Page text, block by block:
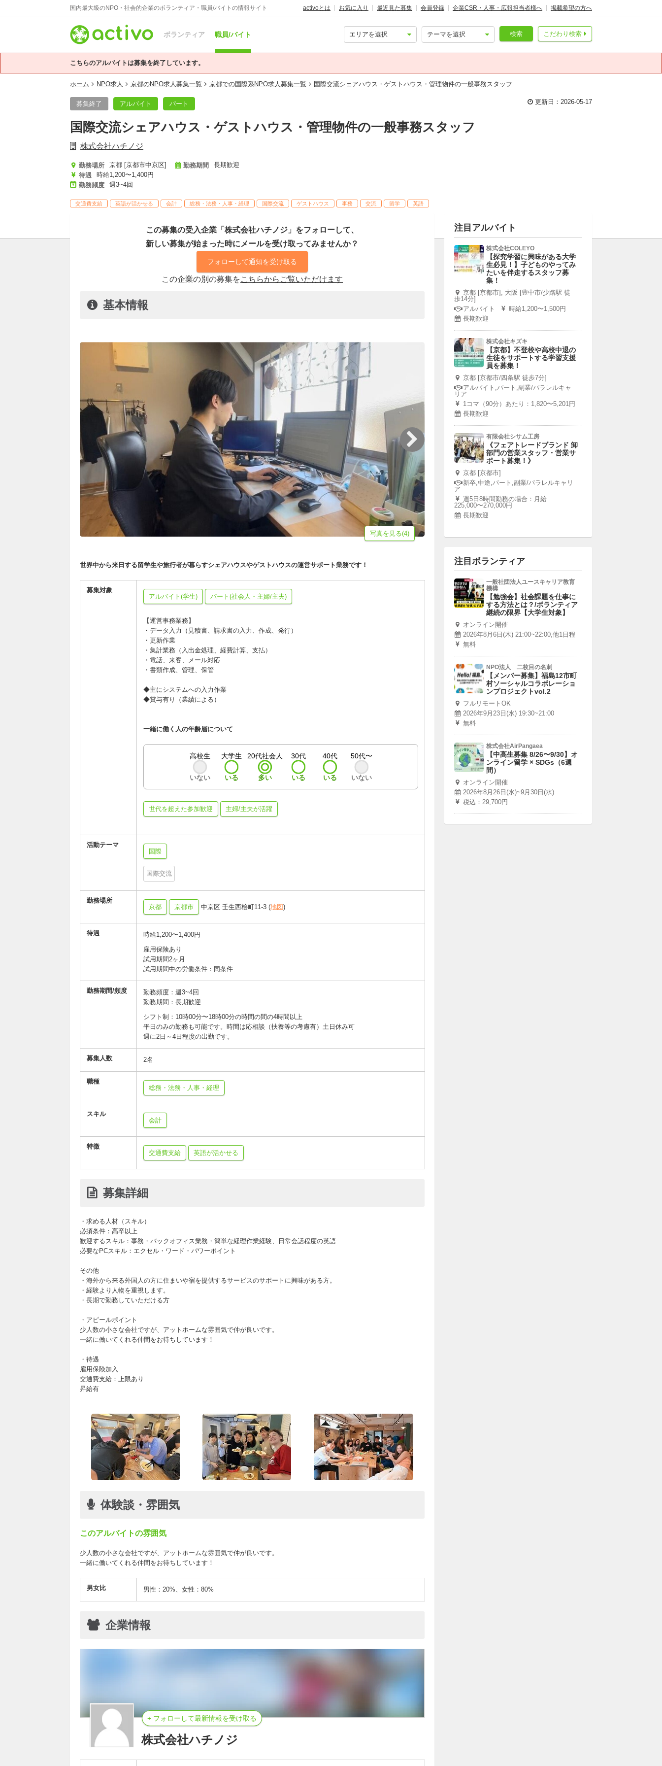
国内最大級のNPO・社会的企業のボランティア・職員/バイトの情報サイト activoとは お気に入り 最近見た募集 会員登録 企業CSR・人事・広報担当者様へ 掲載希望の方へ
ボランティア 職員/バイト こだわり検索
検索
こちらのアルバイトは募集を終了しています。
ホーム NPO求人 京都のNPO求人募集一覧 京都での国際系NPO求人募集一覧 国際交流シェアハウス・ゲストハウス・管理物件の一般事務スタッフ
募集終了 アルバイト パート 更新日：2026-05-17
国際交流シェアハウス・ゲストハウス・管理物件の一般事務スタッフ
株式会社ハチノジ
勤務場所
京都 [京都市中京区]
待遇
時給1,200〜1,400円
勤務頻度
週3~4回
勤務期間 長期歓迎
交通費支給 英語が活かせる 会計 総務・法務・人事・経理 国際交流 ゲストハウス 事務 交流 留学 英語
この募集の受入企業「株式会社ハチノジ」をフォローして、
新しい募集が始まった時にメールを受け取ってみませんか？
フォローして通知を受け取る
この企業の別の募集をこちらからご覧いただけます
基本情報
写真を見る(4)
世界中から来日する留学生や旅行者が暮らすシェアハウスやゲストハウスの運営サポート業務です！
募集対象
アルバイト(学生)
パート(社会人・主婦/主夫)
【運営事務業務】
・データ入力（見積書、請求書の入力、作成、発行）
・更新作業
・集計業務（入出金処理、経費計算、支払）
・電話、来客、メール対応
・書類作成、管理、保管
◆主にシステムへの入力作業
◆賞与有り（業績による）
一緒に働く人の年齢層について
高校生
いない
大学生
いる
20代社会人
多い
30代
いる
40代
いる
50代〜
いない
世代を超えた参加歓迎 主婦/主夫が活躍
活動テーマ
国際
国際交流
勤務場所
京都
京都市 中京区 壬生西桧町11-3 (地図)
待遇
時給1,200〜1,400円
雇用保険あり
試用期間2ヶ月
試用期間中の労働条件：同条件
勤務期間/頻度
勤務頻度：週3~4回
勤務期間：長期歓迎
シフト制：10時00分〜18時00分の時間の間の4時間以上
平日のみの勤務も可能です。時間は応相談（扶養等の考慮有）土日休み可
週に2日～4日程度の出勤です。
募集人数 2名
職種
総務・法務・人事・経理
スキル
会計
特徴
交通費支給
英語が活かせる
募集詳細
・求める人材（スキル）
必須条件：高卒以上
歓迎するスキル：事務・バックオフィス業務・簡単な経理作業経験、日常会話程度の英語
必要なPCスキル：エクセル・ワード・パワーポイント
その他
・海外から来る外国人の方に住まいや宿を提供するサービスのサポートに興味がある方。
・経験より人物を重視します。
・長期で勤務していただける方
・アピールポイント
少人数の小さな会社ですが、アットホームな雰囲気で仲が良いです。
一緒に働いてくれる仲間をお待ちしています！
・待遇
雇用保険加入
交通費支給：上限あり
昇給有
体験談・雰囲気
このアルバイトの雰囲気
少人数の小さな会社ですが、アットホームな雰囲気で仲が良いです。
一緒に働いてくれる仲間をお待ちしています！
男女比 男性：20%、女性：80%
企業情報
+ フォローして最新情報を受け取る
株式会社ハチノジ
注目アルバイト
株式会社COLEYO
【探究学習に興味がある大学
生必見！】子どものやってみ
たいを伴走するスタッフ募
集！
京都 [京都市], 大阪 [豊中市/少路駅 徒
歩14分]
アルバイト
時給1,200〜1,500円
長期歓迎
株式会社キズキ
【京都】不登校や高校中退の
生徒をサポートする学習支援
員を募集！
京都 [京都市/四条駅 徒歩7分]
アルバイト,パート,副業/パラレルキャ
リア
1コマ（90分）あたり：1,820〜5,201円
長期歓迎
有限会社シサム工房
《フェアトレードブランド 卸
部門の営業スタッフ・営業サ
ポート募集！》
京都 [京都市]
新卒,中途,パート,副業/パラレルキャリ
ア
週5日8時間勤務の場合：月給
225,000〜270,000円
長期歓迎
注目ボランティア
一般社団法人ユースキャリア教育
機構
【勉強会】社会課題を仕事に
する方法とは？/ボランティア
継続の限界【大学生対象】
オンライン開催
2026年8月6日(木) 21:00~22:00,他1日程
無料
NPO法人 二枚目の名刺
【メンバー募集】福島12市町
村ソーシャルコラボレーショ
ンプロジェクトvol.2
フルリモートOK
2026年9月23日(水) 19:30~21:00
無料
株式会社AirPangaea
【中高生募集 8/26〜9/30】オ
ンライン留学 × SDGs（6週
間）
オンライン開催
2026年8月26日(水)~9月30日(水)
税込：29,700円